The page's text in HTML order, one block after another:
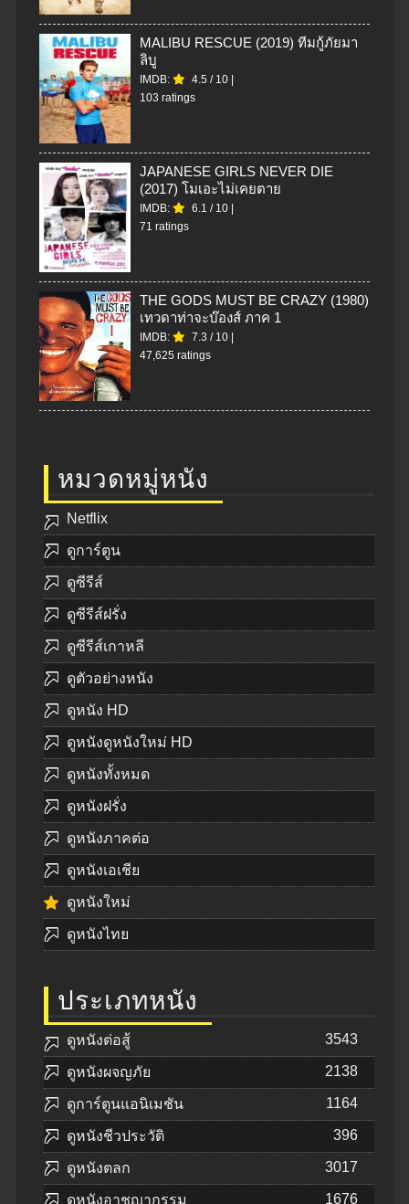
MALIBU RESCUE (2019) ทีมกู้ภัยมา
ลิบู
IMDB: 4.5 / 10 |
103 ratings
JAPANESE GIRLS NEVER DIE
(2017) โมเอะไม่เคยตาย
IMDB: 6.1 / 10 |
71 ratings
THE GODS MUST BE CRAZY (1980)
เทวดาท่าจะบ๊องส์ ภาค 1
IMDB: 7.3 / 10 |
47,625 ratings
หมวดหมู่หนัง
Netflix
ดูการ์ตูน
ดูซีรีส์
ดูซีรีส์ฝรั่ง
ดูซีรีส์เกาหลี
ดูตัวอย่างหนัง
ดูหนัง HD
ดูหนังดูหนังใหม่ HD
ดูหนังทั้งหมด
ดูหนังฝรั่ง
ดูหนังภาคต่อ
ดูหนังเอเชีย
ดูหนังใหม่
ดูหนังไทย
ประเภทหนัง
ดูหนังต่อสู้ 3543
ดูหนังผจญภัย 2138
ดูการ์ตูนแอนิเมชัน 1164
ดูหนังชีวประวัติ 396
ดูหนังตลก 3017
ดูหนังอาชญากรรม 1676